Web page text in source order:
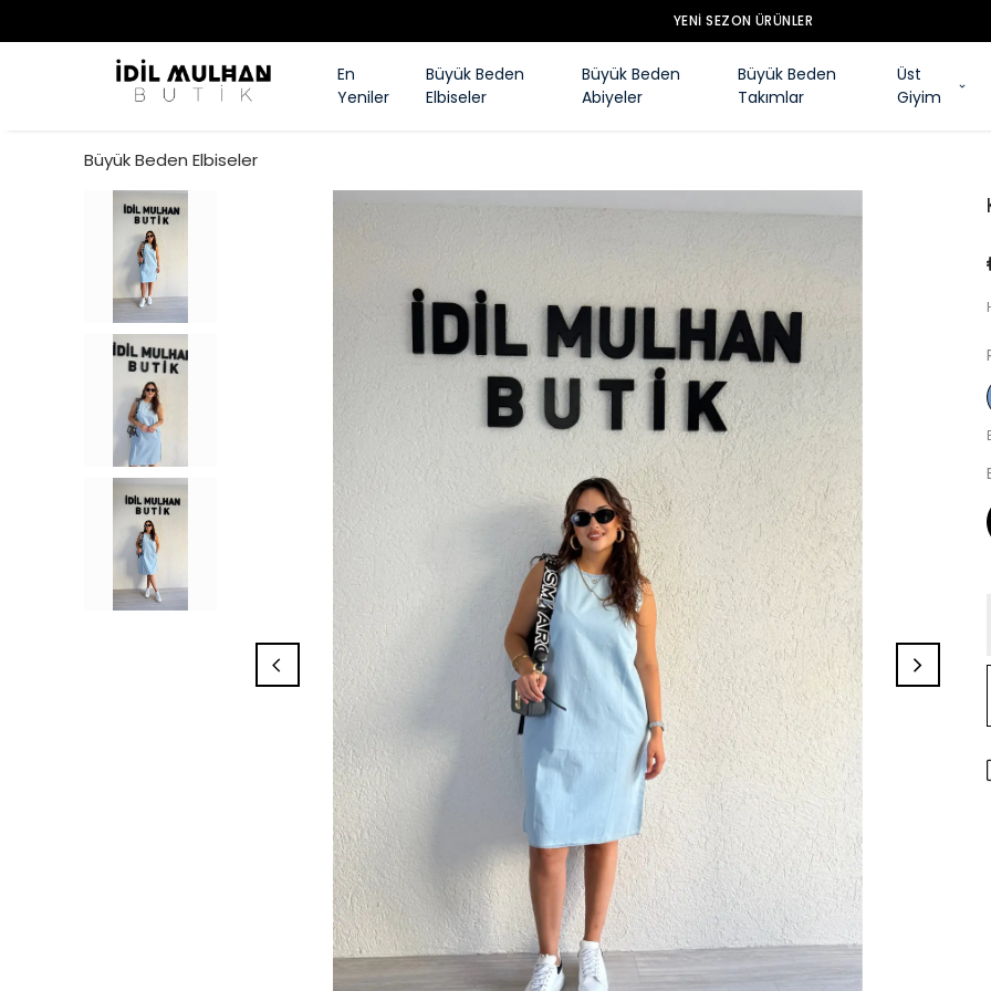
YENI SEZON ÜRÜNLER
En
Yeniler
Büyük Beden
Elbiseler
Büyük Beden
Abiyeler
Büyük Beden
Takımlar
Üst
Giyim
Büyük Beden Elbiseler